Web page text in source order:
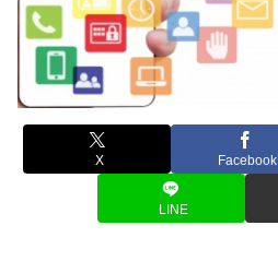
X Facebook
LINE